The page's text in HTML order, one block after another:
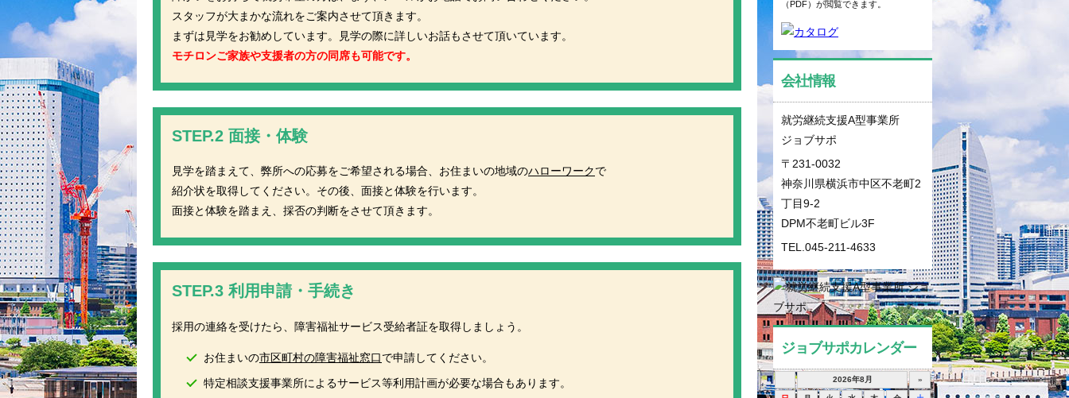
スタッフが大まかな流れをご案内させて頂きます。
まずは見学をお勧めしています。見学の際に詳しいお話もさせて頂いています。
モチロンご家族や支援者の方の同席も可能です。
STEP.2 面接・体験
見学を踏まえて、弊所への応募をご希望される場合、お住まいの地域のハローワークで
紹介状を取得してください。その後、面接と体験を行います。
面接と体験を踏まえ、採否の判断をさせて頂きます。
STEP.3 利用申請・手続き
採用の連絡を受けたら、障害福祉サービス受給者証を取得しましょう。
お住まいの市区町村の障害福祉窓口で申請してください。
特定相談支援事業所によるサービス等利用計画が必要な場合もあります。
（PDF）が閲覧できます。
会社情報
就労継続支援A型事業所
ジョブサポ
〒231-0032
神奈川県横浜市中区不老町2
丁目9-2
DPM不老町ビル3F
TEL.045-211-4633
ジョブサポカレンダー